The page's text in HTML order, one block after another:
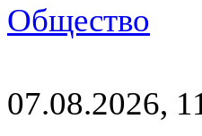
Общество
07.08.2026,